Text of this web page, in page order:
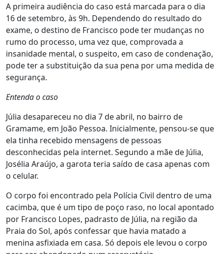
A primeira audiência do caso está marcada para o dia
16 de setembro, às 9h. Dependendo do resultado do
exame, o destino de Francisco pode ter mudanças no
rumo do processo, uma vez que, comprovada a
insanidade mental, o suspeito, em caso de condenação,
pode ter a substituição da sua pena por uma medida de
segurança.
Entenda o caso
Júlia desapareceu no dia 7 de abril, no bairro de
Gramame, em João Pessoa. Inicialmente, pensou-se que
ela tinha recebido mensagens de pessoas
desconhecidas pela internet. Segundo a mãe de Júlia,
Josélia Araújo, a garota teria saído de casa apenas com
o celular.
O corpo foi encontrado pela Polícia Civil dentro de uma
cacimba, que é um tipo de poço raso, no local apontado
por Francisco Lopes, padrasto de Júlia, na região da
Praia do Sol, após confessar que havia matado a
menina asfixiada em casa. Só depois ele levou o corpo